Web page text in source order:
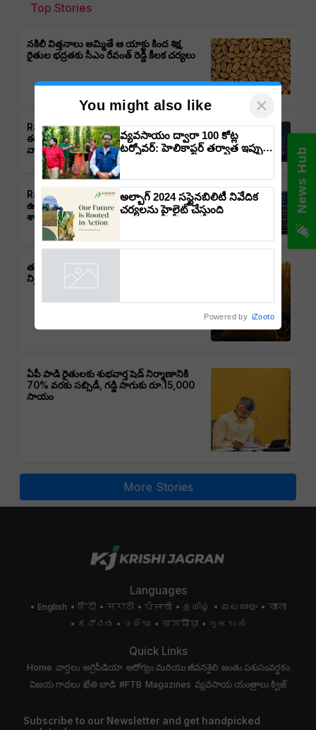
Top Stories
నకిలీ విత్తనాలు అమ్మితే ఆ యాక్టు కింద శిక్ష,
రైతుల భద్రతకు సీఎం రేవంత్ రెడ్డి కీలక చర్యలు
Rain Alert: తెలంగాణలో వర్షాలు,
ఈదురుగాలులు, తుఫాన్లు వచ్చే అవకాశం:
వాతావరణ శాఖ హెచ్చరిక
Rain Alert : ఆంధ్రప్రదేశ్‌లో వర్షాలు,
ఉరుములు, ఈదురుగాలుల ముప్పు: వాతావరణ
శాఖ హెచ్చరిక
తడిసిన ధాన్యానికీ భరోసా – తెలంగాణ ప్రభుత్వం
నిర్ణయం, రైతులకు ఊరట
ఏపీ పాడి రైతులకు శుభవార్త షెడ్ నిర్మాణానికి
70% వరకు సబ్సిడీ, గడ్డి సాగుకు రూ.15,000
సాయం
More Stories
Languages
English हिंदी मराठी ਪੰਜਾਬੀ தமிழ் മലയാളം
বাংলা
ಕನ್ನಡ
ଓଡିଆ অসমীয়া ગુજરાતી
Quick Links
Home వార్తలు అగ్రిపీడియా ఆరోగ్యం మరియు జీవనశైలి జంతు పశుసంవర్ధకం
విజయ గాథలు ఖేతి బాడి #FTB Magazines వ్యవసాయ యంత్రాలు క్విజ్
Subscribe to our Newsletter and get handpicked
News Hub
You might also like ×
వ్యవసాయం ద్వారా 100 కోట్ల
టర్నోవర్: హెలికాప్టర్ తర్వాత ఇప్పుడు
అల్బాగ్ 2024 సస్టైనబిలిటీ నివేదిక
చర్యలను హైలైట్ చేస్తుంది
Powered by iZooto